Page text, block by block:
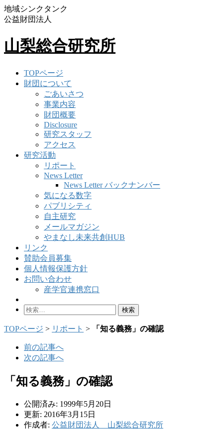
地域シンクタンク
公益財団法人
山梨総合研究所
TOPページ
財団について
ごあいさつ
事業内容
財団概要
Disclosure
研究スタッフ
アクセス
研究活動
リポート
News Letter
News Letter バックナンバー
気になる数字
パブリシティ
自主研究
メールマガジン
やまなし未来共創HUB
リンク
賛助会員募集
個人情報保護方針
お問い合わせ
産学官連携窓口
検
TOPページ > リポート > 「知る義務」の確認
前の記事へ
次の記事へ
「知る義務」の確認
公開済み: 1999年5月20日
更新: 2016年3月15日
作成者: 公益財団法人 山梨総合研究所